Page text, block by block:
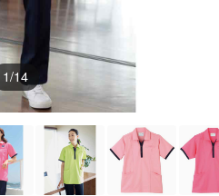
1/14